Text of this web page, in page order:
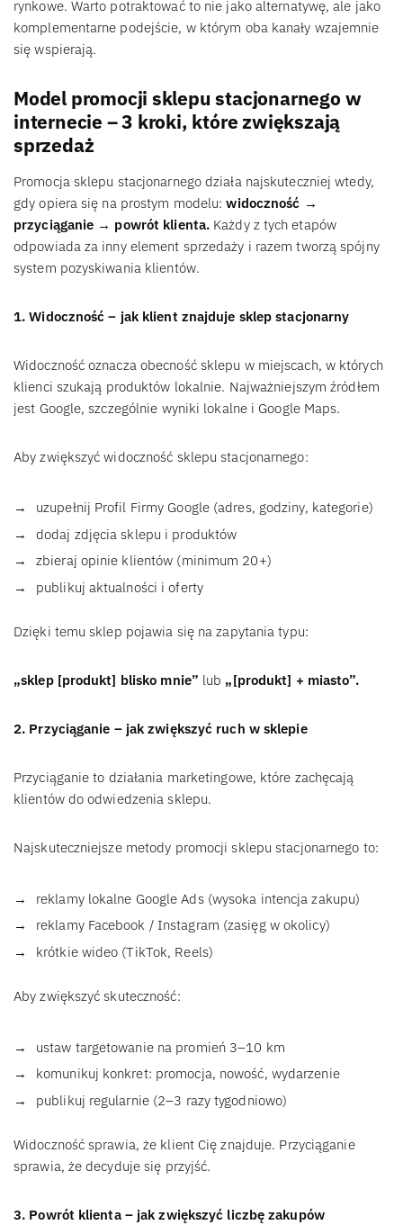
rynkowe. Warto potraktować to nie jako alternatywę, ale jako
komplementarne podejście, w którym oba kanały wzajemnie
się wspierają.
Model promocji sklepu stacjonarnego w
internecie – 3 kroki, które zwiększają
sprzedaż
Promocja sklepu stacjonarnego działa najskuteczniej wtedy,
gdy opiera się na prostym modelu:widoczność →
przyciąganie → powrót klienta. Każdy z tych etapów
odpowiada za inny element sprzedaży i razem tworzą spójny
system pozyskiwania klientów.
1. Widoczność – jak klient znajduje sklep stacjonarny
Widoczność oznacza obecność sklepu w miejscach, w których
klienci szukają produktów lokalnie. Najważniejszym źródłem
jest Google, szczególnie wyniki lokalne i Google Maps.
Aby zwiększyć widoczność sklepu stacjonarnego:
uzupełnij Profil Firmy Google (adres, godziny, kategorie)
dodaj zdjęcia sklepu i produktów
zbieraj opinie klientów (minimum 20+)
publikuj aktualności i oferty
Dzięki temu sklep pojawia się na zapytania typu:
„sklep [produkt] blisko mnie” lub „[produkt] + miasto”.
2. Przyciąganie – jak zwiększyć ruch w sklepie
Przyciąganie to działania marketingowe, które zachęcają
klientów do odwiedzenia sklepu.
Najskuteczniejsze metody promocji sklepu stacjonarnego to:
reklamy lokalne Google Ads (wysoka intencja zakupu)
reklamy Facebook / Instagram (zasięg w okolicy)
krótkie wideo (TikTok, Reels)
Aby zwiększyć skuteczność:
ustaw targetowanie na promień 3–10 km
komunikuj konkret: promocja, nowość, wydarzenie
publikuj regularnie (2–3 razy tygodniowo)
Widoczność sprawia, że klient Cię znajduje. Przyciąganie
sprawia, że decyduje się przyjść.
3. Powrót klienta – jak zwiększyć liczbę zakupów